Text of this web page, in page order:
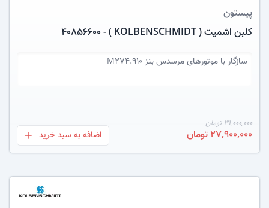
پیستون
کلبن اشمیت ( KOLBENSCHMIDT ) - 40856600
سازگار با موتورهای مرسدس بنز M274.910
31,000,000 تومان
27,900,000 تومان بعلاوه
اضافه به سبد خرید